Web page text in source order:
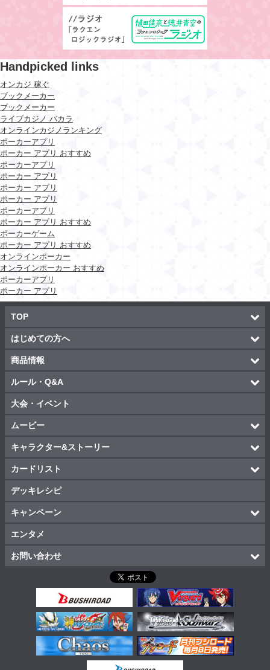
Handpicked links
オンカジ 稼ぐ
ブックメーカー
ブックメーカー
ライブカジノ バカラ
オンラインカジノランキング
ポーカーアプリ
ポーカー アプリ おすすめ
ポーカーアプリ
ポーカー アプリ
ポーカー アプリ
ポーカー アプリ
ポーカーアプリ
ポーカー アプリ おすすめ
ポーカーゲーム
ポーカー アプリ おすすめ
オンラインポーカー
オンラインポーカー おすすめ
ポーカーアプリ
ポーカー アプリ
TOP
はじめての方へ
商品情報
ルール・Q&A
大会・イベント
ムービー
キャラクター&ストーリー
カードリスト
デッキレシピ
キャンペーン
エンタメ
お問い合わせ